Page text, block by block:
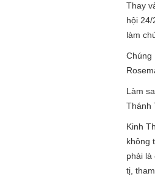
Thay
hội
làm
Chúng
Làm
Thánh
Kinh
không
phải là
tị,